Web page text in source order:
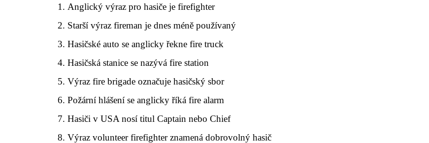
Anglický výraz pro hasiče je firefighter
Starší výraz fireman je dnes méně používaný
Hasičské auto se anglicky řekne fire truck
Hasičská stanice se nazývá fire station
Výraz fire brigade označuje hasičský sbor
Požární hlášení se anglicky říká fire alarm
Hasiči v USA nosí titul Captain nebo Chief
Výraz volunteer firefighter znamená dobrovolný hasič